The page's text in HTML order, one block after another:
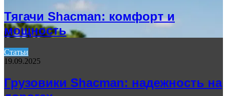
Тягачи Shacman: комфорт и
мощность
Статьи
19.09.2025
Грузовики Shacman: надежность на